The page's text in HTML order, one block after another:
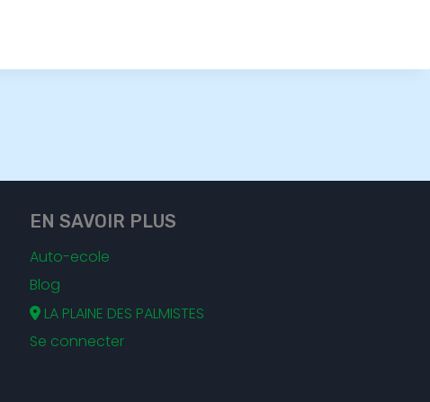
EN SAVOIR PLUS
Auto-ecole
Blog
LA PLAINE DES PALMISTES
Se connecter